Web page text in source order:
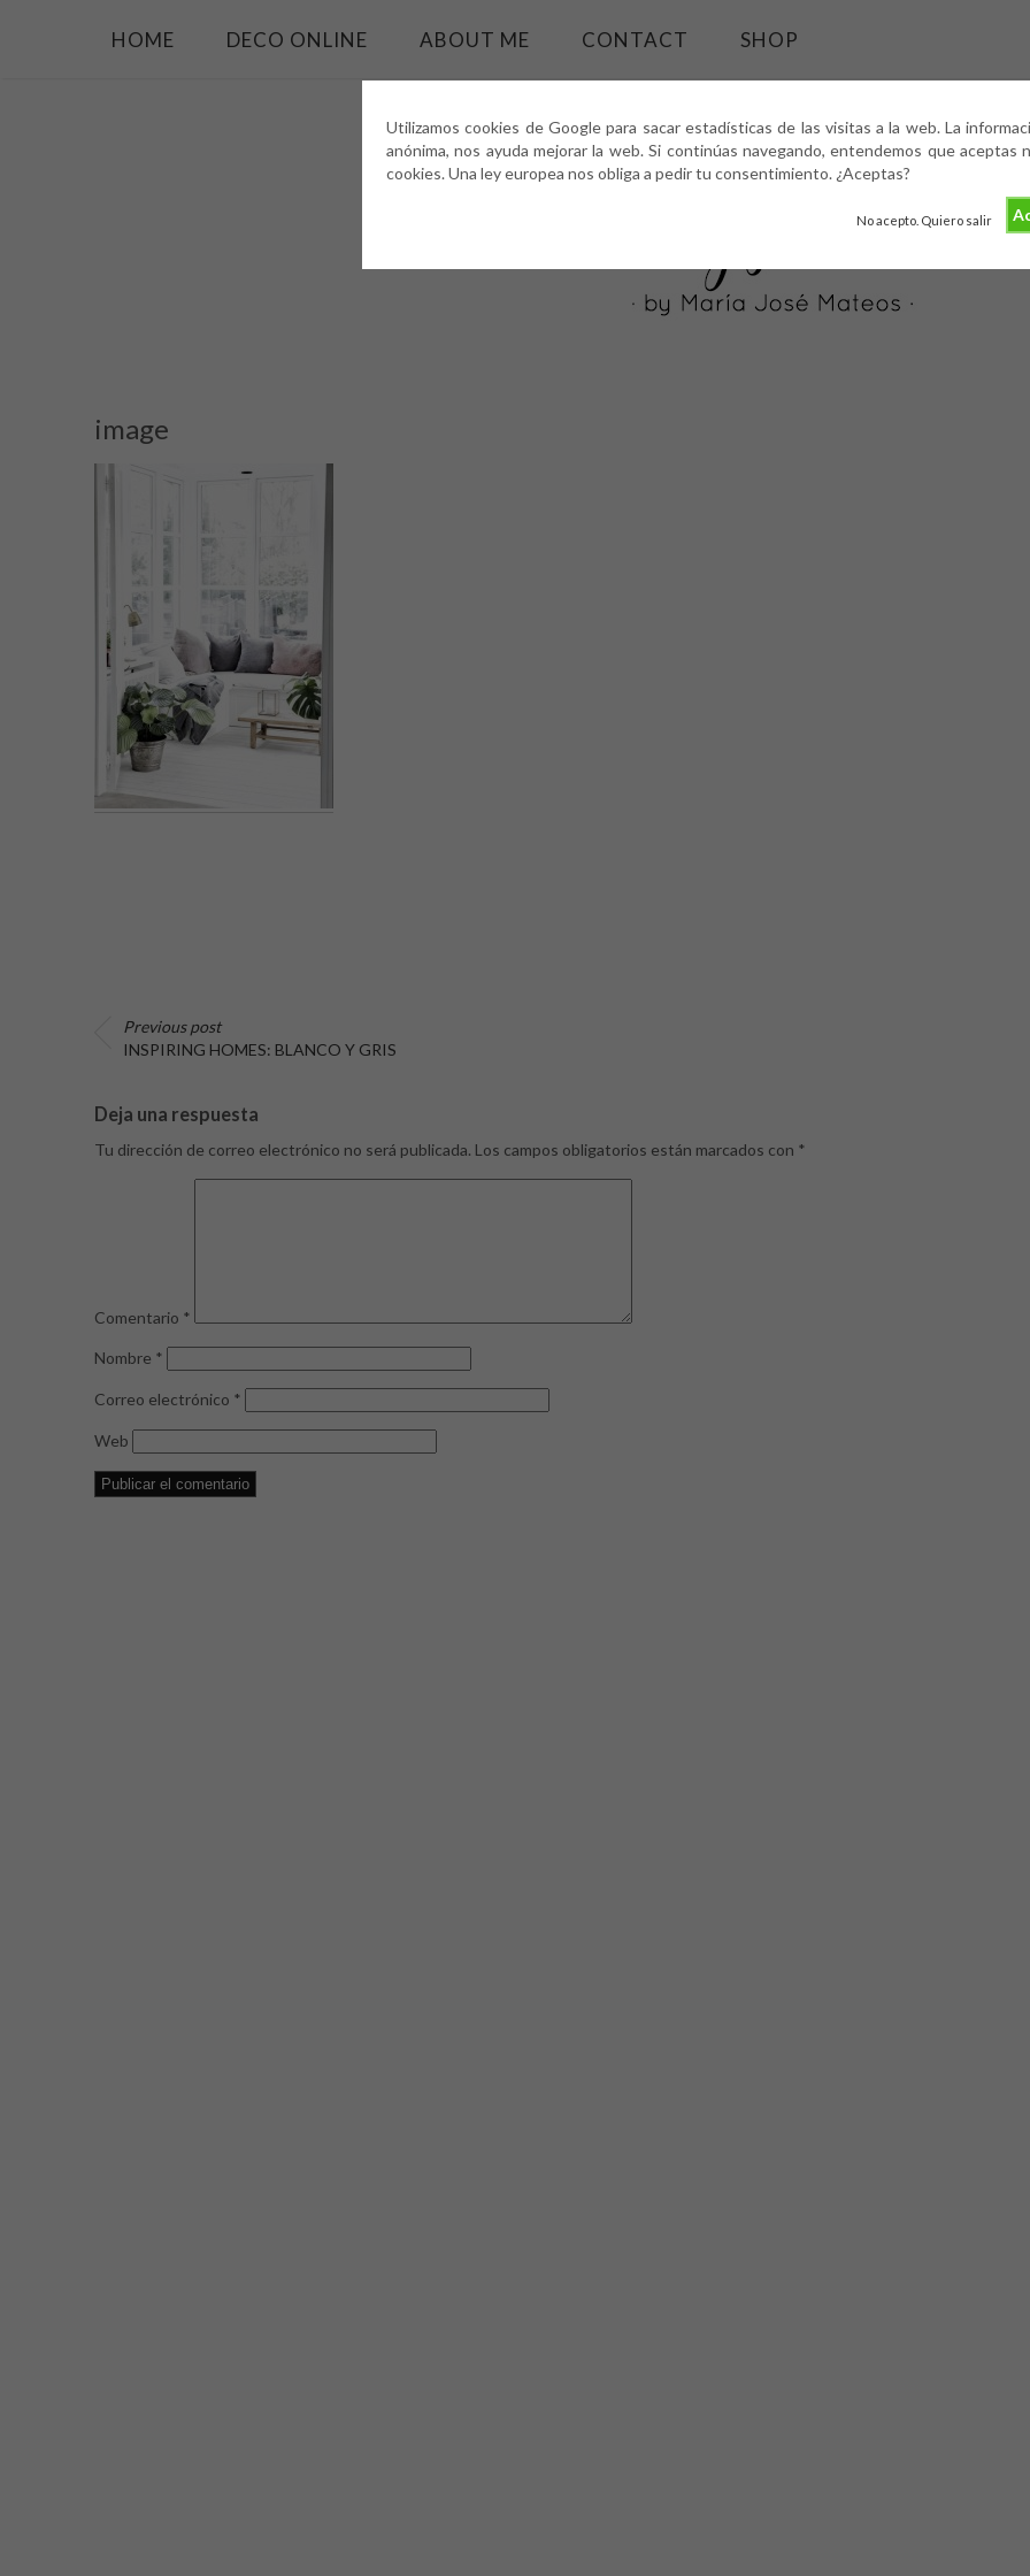
Utilizamos cookies de Google para sacar estadísticas de las visitas a la web. La
anónima, nos ayuda mejorar la web. Si continúas navegando, entendemos que aceptas
cookies. Una ley europea nos obliga a pedir tu consentimiento. ¿Aceptas?
No acepto. Quiero salir
HOME DECO ONLINE ABOUT ME CONTACT SHOP
image
Previous post
INSPIRING HOMES: BLANCO Y GRIS
Deja una respuesta
Tu dirección de correo electrónico no será publicada. Los campos obligatorios están marcados con *
Comentario *
Nombre *
Correo electrónico *
Web